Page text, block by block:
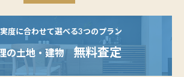
度に合わせて選べる3つのプラン
の土地・建物 無料査定